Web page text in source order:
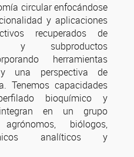
circular enfocándose
y aplicaciones
recuperados de
y subproductos
herramientas
una perspectiva de
Tenemos capacidades
bioquímico y
en un grupo
biólogos,
analíticos y